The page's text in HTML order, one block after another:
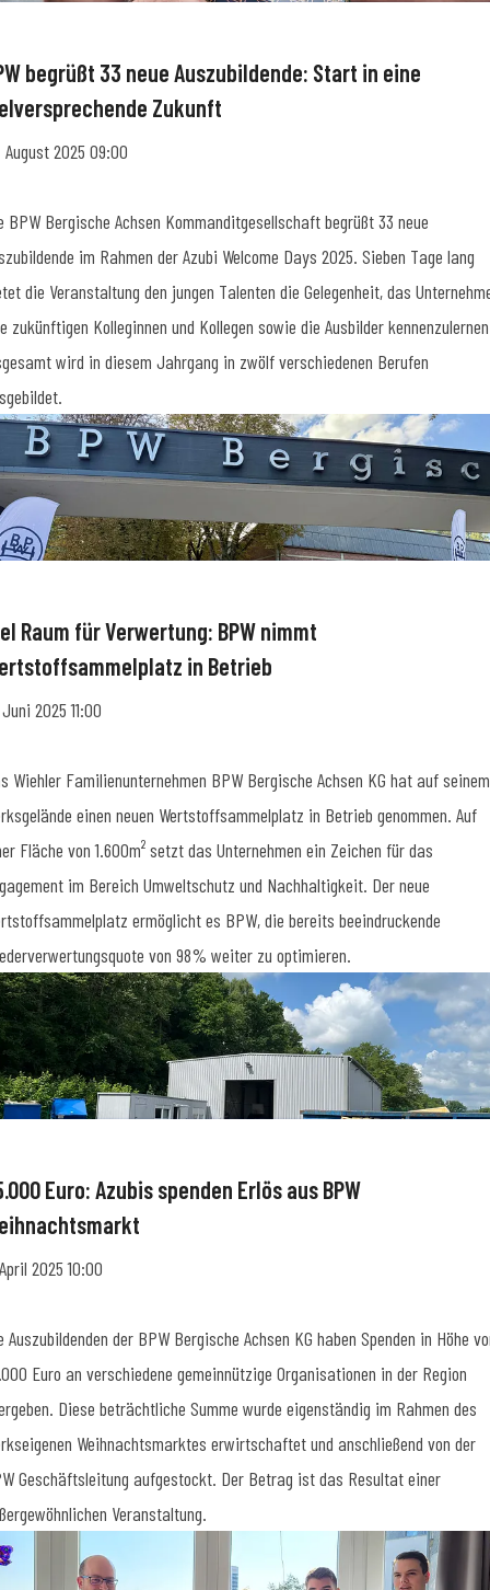
begrüßt 33 neue Auszubildende: Start in eine
Zukunft
August 2025 09:00
BPW Bergische Achsen Kommanditgesellschaft begrüßt 33 neue
im Rahmen der Azubi Welcome Days 2025. Sieben Tage lang
die Veranstaltung den jungen Talenten die Gelegenheit, das
zukünftigen Kolleginnen und Kollegen sowie die Ausbilder
wird in diesem Jahrgang in zwölf verschiedenen Berufen
Raum für Verwertung: BPW nimmt
in Betrieb
Juni 2025 11:00
Wiehler Familienunternehmen BPW Bergische Achsen KG hat auf seinem
einen neuen Wertstoffsammelplatz in Betrieb genommen. Auf
Fläche von 1.600m² setzt das Unternehmen ein Zeichen für das
im Bereich Umweltschutz und Nachhaltigkeit. Der neue
ermöglicht es BPW, die bereits beeindruckende
von 98% weiter zu optimieren.
Euro: Azubis spenden Erlös aus BPW
2025 10:00
Auszubildenden der BPW Bergische Achsen KG haben Spenden in Höhe
Euro an verschiedene gemeinnützige Organisationen in der Region
Diese beträchtliche Summe wurde eigenständig im Rahmen des
Weihnachtsmarktes erwirtschaftet und anschließend von der
Geschäftsleitung aufgestockt. Der Betrag ist das Resultat einer
Veranstaltung.